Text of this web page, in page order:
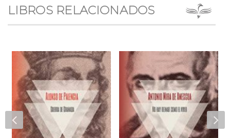
LIBROS RELACIONADOS